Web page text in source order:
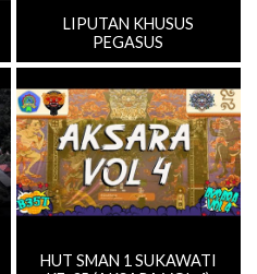
LIPUTAN KHUSUS
PEGASUS
HUT SMAN 1 SUKAWATI